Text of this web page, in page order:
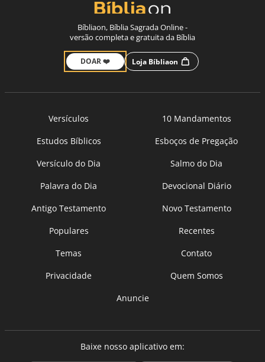
Bíbliaon, Bíblia Sagrada Online -
versão completa e gratuita da Bíblia
DOAR ❤️ Loja Bíbliaon
Versículos
10 Mandamentos
Estudos Bíblicos
Esboços de Pregação
Versículo do Dia
Salmo do Dia
Palavra do Dia
Devocional Diário
Antigo Testamento
Novo Testamento
Populares
Recentes
Temas
Contato
Privacidade
Quem Somos
Anuncie
Baixe nosso aplicativo em: